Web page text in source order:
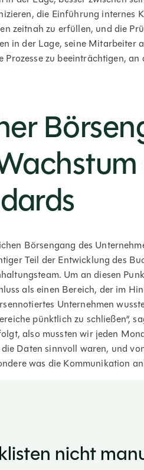
die Einführung internes
zeitnah zu erfüllen, und die
in der Lage, seine
Prozesse zu beeinträchtigen,
Börsengang des
Teil der Entwicklung des
Um an diesen
als einen Bereich, der im
Unternehmen
pünktlich zu schließen“,
also mussten wir jeden
Daten sinnvoll waren, und
was die Kommunikation
nicht